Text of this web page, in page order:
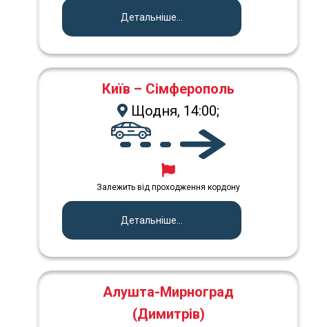
Детальніше...
Київ – Сімферополь
Щодня, 14:00;
Залежить від проходження кордону
Детальніше...
Алушта-Мирноград
(Димитрів)